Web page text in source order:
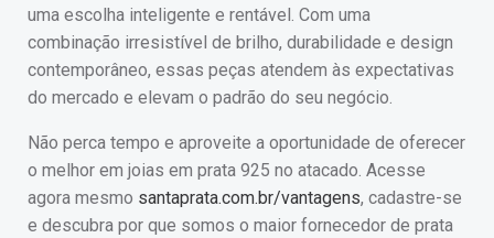
uma escolha inteligente e rentável. Com uma
combinação irresistível de brilho, durabilidade e design
contemporâneo, essas peças atendem às expectativas
do mercado e elevam o padrão do seu negócio.
Não perca tempo e aproveite a oportunidade de oferecer
o melhor em joias em prata 925 no atacado. Acesse
agora mesmo santaprata.com.br/vantagens, cadastre-se
e descubra por que somos o maior fornecedor de prata